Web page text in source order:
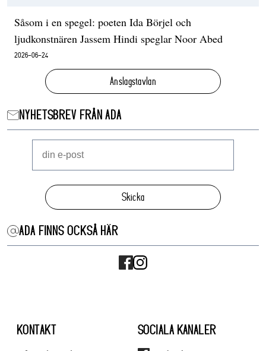
Såsom i en spegel: poeten Ida Börjel och
ljudkonstnären Jassem Hindi speglar Noor Abed
2026-06-24
Anslagstavlan
NYHETSBREV FRÅN ADA
Skicka
ADA FINNS OCKSÅ HÄR
KONTAKT SOCIALA KANALER